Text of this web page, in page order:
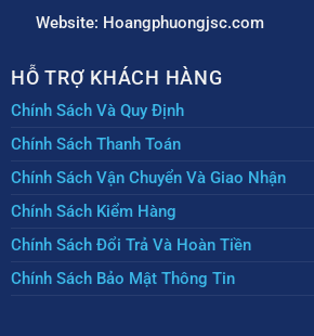
Website: Hoangphuongjsc.com
HỖ TRỢ KHÁCH HÀNG
Chính Sách Và Quy Định
Chính Sách Thanh Toán
Chính Sách Vận Chuyển Và Giao Nhận
Chính Sách Kiểm Hàng
Chính Sách Đổi Trả Và Hoàn Tiền
Chính Sách Bảo Mật Thông Tin